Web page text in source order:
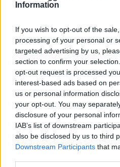
Information
If you wish to opt-out of the
processing of your personal or
targeted advertising by us,
section to confirm your
opt-out request is processed
interest-based ads based on
us or personal information
your opt-out. You may
disclosure of your personal
IAB’s list of downstream
also be disclosed by us to third
Downstream Participants that
Inviaci le
i tuoi
Su
345 356